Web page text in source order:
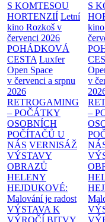
S KOMTESOU
HORTENZIÍ Letní
kino Rozkoš v
červenci 2026
POHÁDKOVÁ
CESTA Luxfer
Open Space
v červenci a srpnu
2026
RETROGAMING
– POČÁTKY
OSOBNÍCH
POČÍTAČŮ U
NÁS VERNISÁŽ
VÝSTAVY
OBRAZŮ
HELENY
HEJDUKOVÉ:
Malování je radost
VÝSTAVA K
VÝROČÍ BITVY
S
v
–